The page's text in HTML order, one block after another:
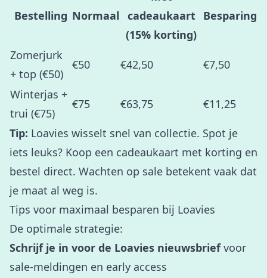
Bestelling Normaal
cadeaukaart
(15% korting)
Besparing
Zomerjurk
+ top (€50)
€50 €42,50 €7,50
Winterjas +
trui (€75)
€75 €63,75 €11,25
Tip: Loavies wisselt snel van collectie. Spot je
iets leuks? Koop een cadeaukaart met korting en
bestel direct. Wachten op sale betekent vaak dat
je maat al weg is.
Tips voor maximaal besparen bij Loavies
De optimale strategie:
Schrijf je in voor de Loavies nieuwsbriefvoor
sale-meldingen en early access